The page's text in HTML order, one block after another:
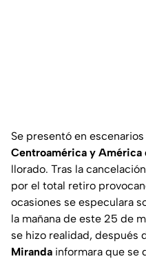
Se presentó en
Centroamérica y América
llorado. Tras la
por el total retiro
ocasiones se especulara
la mañana de este 25 de
se hizo realidad, después
Miranda informara que se